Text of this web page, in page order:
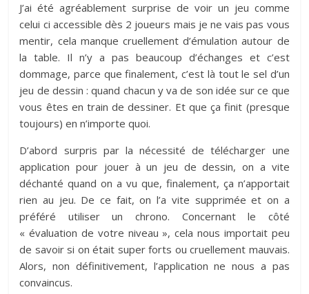
J’ai été agréablement surprise de voir un jeu comme
celui ci accessible dès 2 joueurs mais je ne vais pas vous
mentir, cela manque cruellement d’émulation autour de
la table. Il n’y a pas beaucoup d’échanges et c’est
dommage, parce que finalement, c’est là tout le sel d’un
jeu de dessin : quand chacun y va de son idée sur ce que
vous êtes en train de dessiner. Et que ça finit (presque
toujours) en n’importe quoi.
D’abord surpris par la nécessité de télécharger une
application pour jouer à un jeu de dessin, on a vite
déchanté quand on a vu que, finalement, ça n’apportait
rien au jeu. De ce fait, on l’a vite supprimée et on a
préféré utiliser un chrono. Concernant le côté
« évaluation de votre niveau », cela nous importait peu
de savoir si on était super forts ou cruellement mauvais.
Alors, non définitivement, l’application ne nous a pas
convaincus.